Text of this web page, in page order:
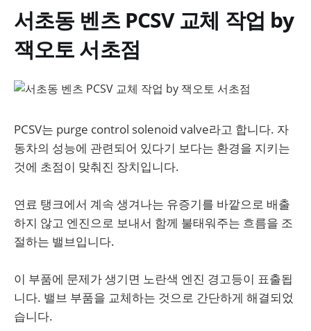
서초동 벤츠 PCSV 교체 작업 by
잭오토 서초점
PCSV는 purge control solenoid valve라고 합니다. 자
동차의 성능에 관련되어 있다기 보다는 환경을 지키는
것에 초점이 맞춰진 장치입니다.
연료 탱크에서 계속 생겨나는 유증기를 바깥으로 배출
하지 않고 엔진으로 보내서 함께 불태워주는 흐름을 조
절하는 밸브입니다.
이 부품에 문제가 생기면 노란색 엔진 경고등이 표출됩
니다. 밸브 부품을 교체하는 것으로 간단하게 해결되었
습니다.